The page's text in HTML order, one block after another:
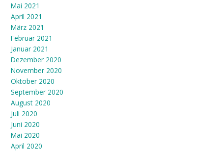
Mai 2021
April 2021
März 2021
Februar 2021
Januar 2021
Dezember 2020
November 2020
Oktober 2020
September 2020
August 2020
Juli 2020
Juni 2020
Mai 2020
April 2020